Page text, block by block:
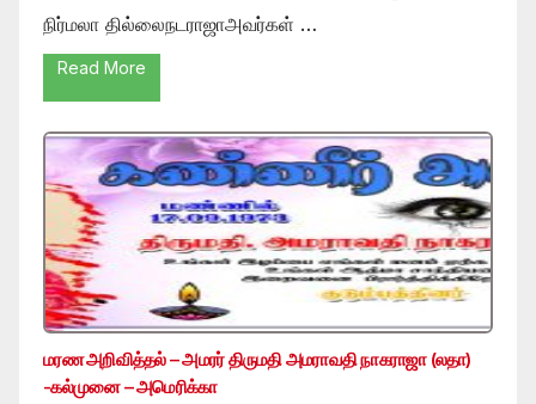
நிர்மலா தில்லைநடராஜாஅவர்கள் …
Read More
மரண அறிவித்தல் – அமரர் திருமதி அமராவதி நாகராஜா (லதா)
-கல்முனை – அமெரிக்கா